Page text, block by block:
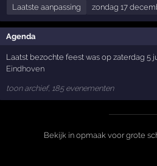
Laatste aanpassing
zondag 17
Agenda
Laatst bezochte feest was op zaterdag 5
Eindhoven
toon archief, 185 evenementen
Bekijk in opmaak voor grote